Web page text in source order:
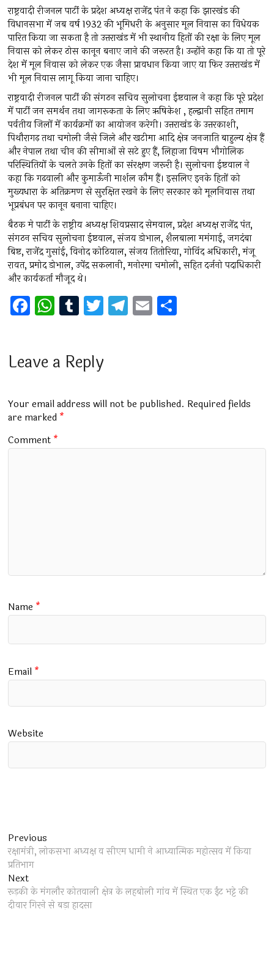
राष्ट्रवादी रीजनल पार्टी के प्रदेश अध्यक्ष राजेंद्र पंत ने कहा कि झारखंड की
विधानसभा में जब वर्ष 1932 की भूमिधरी के अनुसार मूल निवास का विधेयक
पारित किया जा सकता है तो उत्तराखंड में भी स्थानीय हितों की रक्षा के लिए मूल
निवास को लेकर ठोस कानून बनाए जाने की जरूरत है। उन्होंने कहा कि या तो पूरे
देश में मूल निवास को लेकर एक जैसा प्रावधान किया जाए या फिर उत्तराखंड में
भी मूल निवास लागू किया जाना चाहिए।
राष्ट्रवादी रीजनल पार्टी की संगठन सचिव सुलोचना ईष्टवाल ने कहा कि पूरे प्रदेश
में पार्टी जन समर्थन तथा जागरूकता के लिए ऋषिकेश , हल्द्वानी सहित तमाम
पर्वतीय जिलों में कार्यक्रमों का आयोजन करेगी। उत्तराखंड के उत्तरकाशी,
पिथौरागढ़ तथा चमोली जैसे जिले और खटीमा आदि क्षेत्र जनजाति बाहुल्य क्षेत्र हैं
और नेपाल तथा चीन की सीमाओं से सटे हुए हैं, लिहाजा विषम भौगोलिक
परिस्थितियों के चलते उनके हितों का संरक्षण जरूरी है। सुलोचना ईष्टवाल ने
कहा कि गढवाली और कुमाऊँनी मार्शल कौम हैं। इसलिए इनके हितों को
मुख्यधारा के अतिक्रमण से सुरक्षित रखने के लिए सरकार को मूलनिवास तथा
भूप्रबंधन पर कानून बनाना चाहिए।
बैठक मे पार्टी के राष्ट्रीय अध्यक्ष शिवप्रसाद सेमवाल, प्रदेश अध्यक्ष राजेंद्र पंत,
संगठन सचिव सुलोचना ईष्टवाल, संजय डोभाल, शैलबाला ममंगाई, जगदंबा
बिष्ट, राजेंद्र गुसांई, विनोद कोठियाल, संजय तितोरिया, गोविंद अधिकारी, मंजू
रावत, प्रमोद डोभाल, उपेंद्र सकलानी, मनोरमा चमोली, सहित दर्जनो पदाधिकारी
और कार्यकर्ता मौजूद थे।
F
a
b
o
k
W
h
s
p
p
T
u
bl
T
wi
er
T
el
m
E
m
Leave a Reply
Your email address will not be published. Required fields
are marked *
Comment *
Name *
Email *
Website
Post
navigation
Previous
post:
रक्षामंत्री, लोकसभा अध्यक्ष व सीएम धामी ने आध्यात्मिक महोत्सव में किया
प्रतिभाग
NextNext
post:
रूड़की के मंगलौर कोतवाली क्षेत्र के लहबोली गांव में स्थित एक ईंट भट्टे की
दीवार गिरने से बड़ा हादसा